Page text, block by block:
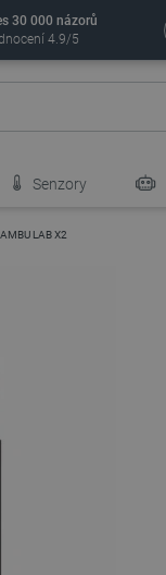
30 000 názorů
4.9/5
Senzory
LAB X2